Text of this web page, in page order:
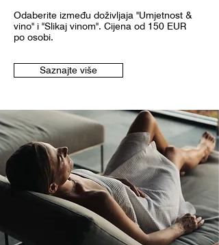
Odaberite između doživljaja "Umjetnost &
vino" i "Slikaj vinom". Cijena od 150 EUR
po osobi.
Saznajte više